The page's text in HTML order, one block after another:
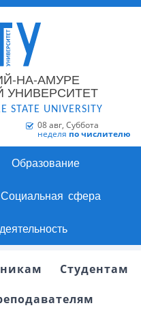
НА-АМУРЕ
УНИВЕРСИТЕТ
STATE UNIVERSITY
08 авг, Суббота
неделя по числителю
Образование
Социальная сфера
Студентам